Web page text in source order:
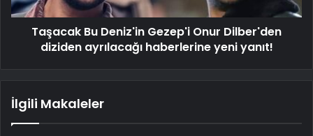
Taşacak Bu Deniz'in Gezep'i Onur Dilber'den
diziden ayrılacağı haberlerine yeni yanıt!
İlgili Makaleler